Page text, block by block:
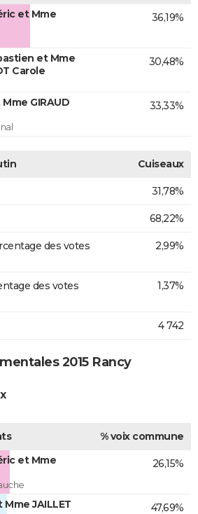
et Mme
36,19%
et Mme
Carole
30,48%
Mme GIRAUD
33,33%
Cuiseaux
31,78%
68,22%
des votes
2,99%
des votes
1,37%
4 742
2015 Rancy
% voix commune
et Mme
26,15%
Mme JAILLET
47,69%